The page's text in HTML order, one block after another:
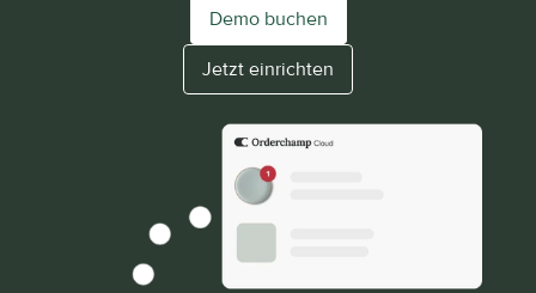
Demo buchen
Jetzt einrichten